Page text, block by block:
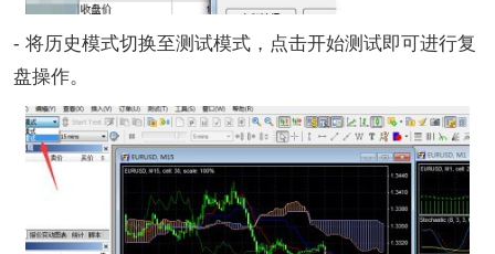
- 将历史模式切换至测试模式，点击开始测试即可进行复
盘操作。